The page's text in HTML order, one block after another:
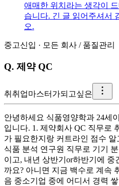
애매한 위치라는 생각이
습니다. 긴 글 읽어주셔서
오.
중고신입 · 모든 회사 / 품질관리
Q. 제약 QC
취 취업마스터가되고싶은
안녕하세요 식품영양학과 24세
입니다. 1. 제약회사 QC 직무로
가 필요한지랑 커트라인 점수
식품 분석 연구원 직무로 기기
이고, 내년 상반기or하반기에
까요? 아니면 지금 백수로 계속
음 중소기업 중에 어디서 경력